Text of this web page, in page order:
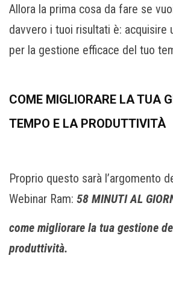
Allora la prima cosa da fare se
davvero i tuoi risultati è: acquisire
per la gestione efficace del tuo
COME MIGLIORARE LA TUA
TEMPO E LA PRODUTTIVITÀ
Proprio questo sarà l’argomento
Webinar Ram: 58 MINUTI AL
come migliorare la tua gestione
produttività.